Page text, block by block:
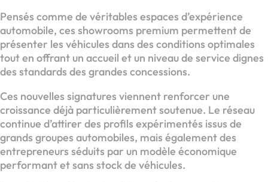
Pensés comme de véritables espaces d’expérience
automobile, ces showrooms premium permettent de
présenter les véhicules dans des conditions optimales
tout en offrant un accueil et un niveau de service dignes
des standards des grandes concessions.
Ces nouvelles signatures viennent renforcer une
croissance déjà particulièrement soutenue. Le réseau
continue d’attirer des profils expérimentés issus de
grands groupes automobiles, mais également des
entrepreneurs séduits par un modèle économique
performant et sans stock de véhicules.